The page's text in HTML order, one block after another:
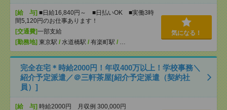
[給 与] ■日給16,840円～ ■日払いOK ■実働3時
間5,120円のお仕事あります！
[交通費]一部支給
[勤務地] 東京駅 / 水道橋駅 / 有楽町駅 /
気になる！
完全在宅＊時給2000円！年収400万以上！学校事務＼
紹介予定派遣／＠三軒茶屋[紹介予定派遣（契約社
員）]
[給 与] 時給2000円 月収例 300,000円